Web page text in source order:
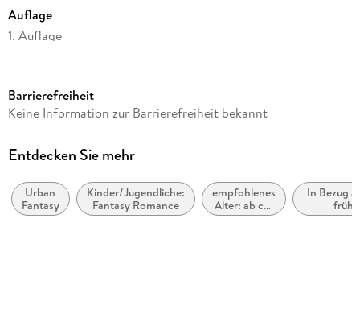
Auflage
1. Auflage
Altersempfehlung
Reihe
Autor/Autorin
Twins
Barrierefreiheit
Keine Information zur Barrierefreiheit bekannt
Entdecken Sie mehr
Urban
Fantasy
Kinder/Jugendliche:
Fantasy Romance
empfohlenes
Alter: ab ca.
14 Jahre
In Bezug
frühe